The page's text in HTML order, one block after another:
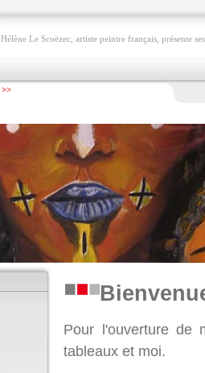
Hélène Le Scoëzec, artiste peintre français, présente
>>
Pour l'ouverture de
tableaux et moi.